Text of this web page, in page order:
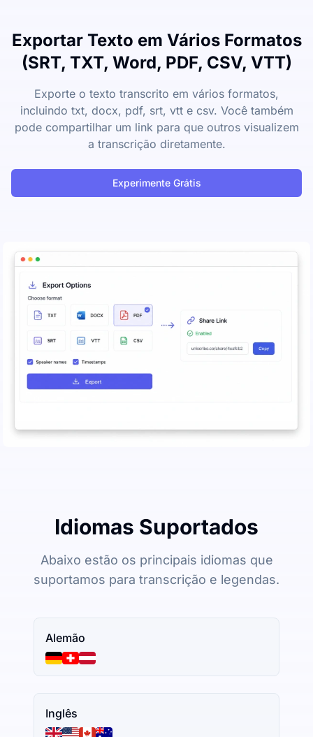
Exportar Texto em Vários Formatos
(SRT, TXT, Word, PDF, CSV, VTT)
Exporte o texto transcrito em vários formatos,
incluindo txt, docx, pdf, srt, vtt e csv. Você também
pode compartilhar um link para que outros visualizem
a transcrição diretamente.
Experimente Grátis
Idiomas Suportados
Abaixo estão os principais idiomas que
suportamos para transcrição e legendas.
Alemão
Inglês